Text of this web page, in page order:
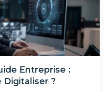
Entreprise :
Digitaliser ?